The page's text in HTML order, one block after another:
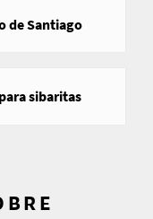
de Santiago
sibaritas